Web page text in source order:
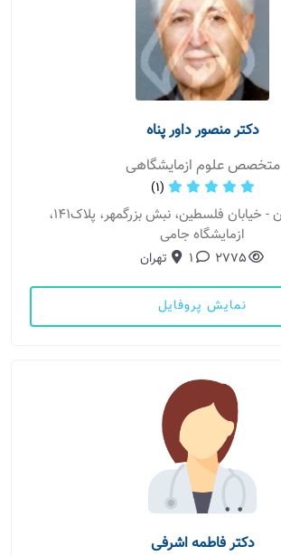
دکتر منصور داور پناه
متخصص علوم ازمایشگاهی
(1)
مطب 1: تهران - خیابان فلسطین، نبش بزرگمهر، پلاک141،
ازمایشگاه جامی
2775
1 تهران
نمایش پروفایل
دکتر فاطمه اشرفی